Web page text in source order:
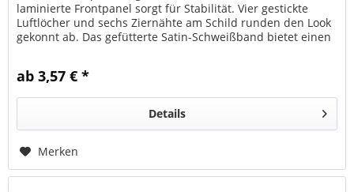
laminierte Frontpanel sorgt für Stabilität. Vier gestickte
Luftlöcher und sechs Ziernähte am Schild runden den Look
gekonnt ab. Das gefütterte Satin-Schweißband bietet einen
ab 3,57 € *
Details
Merken